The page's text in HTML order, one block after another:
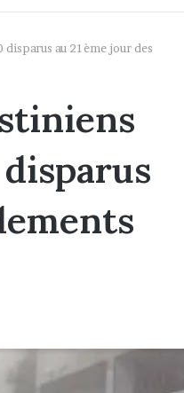
au 21ème jour des